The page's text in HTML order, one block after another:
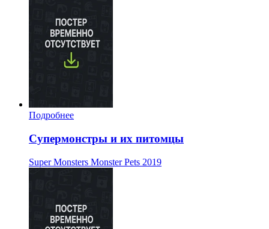
Подробнее
Супермонстры и их питомцы
Super Monsters Monster Pets 2019